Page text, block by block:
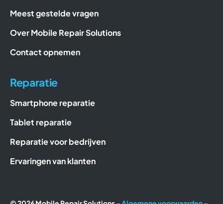
Meest gestelde vragen
Over Mobile Repair Solutions
Contact opnemen
Reparatie
Smartphone reparatie
Tablet reparatie
Reparatie voor bedrijven
Ervaringen van klanten